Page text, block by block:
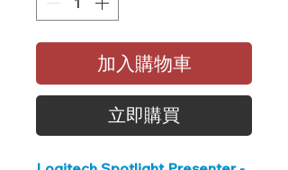
加入購物車
立即購買